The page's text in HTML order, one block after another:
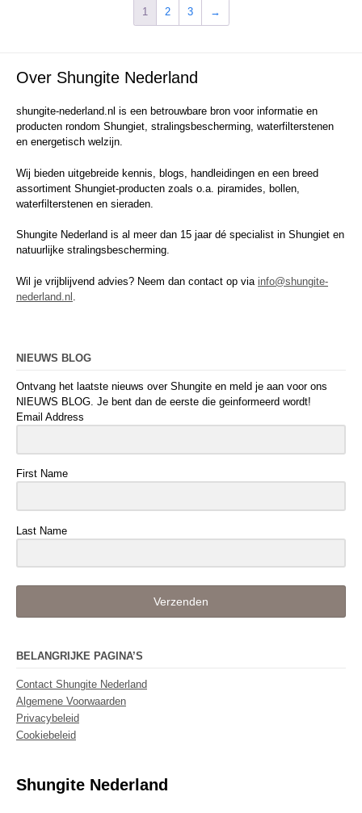
1 2 3 →
Over Shungite Nederland
shungite-nederland.nl is een betrouwbare bron voor informatie en
producten rondom Shungiet, stralingsbescherming, waterfilterstenen
en energetisch welzijn.
Wij bieden uitgebreide kennis, blogs, handleidingen en een breed
assortiment Shungiet-producten zoals o.a. piramides, bollen,
waterfilterstenen en sieraden.
Shungite Nederland is al meer dan 15 jaar dé specialist in Shungiet en
natuurlijke stralingsbescherming.
Wil je vrijblijvend advies? Neem dan contact op via info@shungite-
nederland.nl
NIEUWS BLOG
Ontvang het laatste nieuws over Shungite en meld je aan voor ons
NIEUWS BLOG. Je bent dan de eerste die geinformeerd wordt!
Email Address
First Name
Last Name
Verzenden
BELANGRIJKE PAGINA’S
Contact Shungite Nederland
Algemene Voorwaarden
Privacybeleid
Cookiebeleid
Shungite Nederland